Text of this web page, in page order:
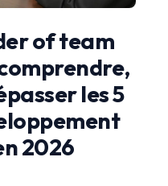
of team
les 5
2026